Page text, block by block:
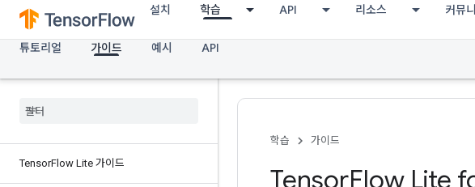
설치 학습 API 리소스 커뮤
튜토리얼
가이드 예시 API
TensorFlow Lite 가이드
학습 가이드
TensorFlow Lite